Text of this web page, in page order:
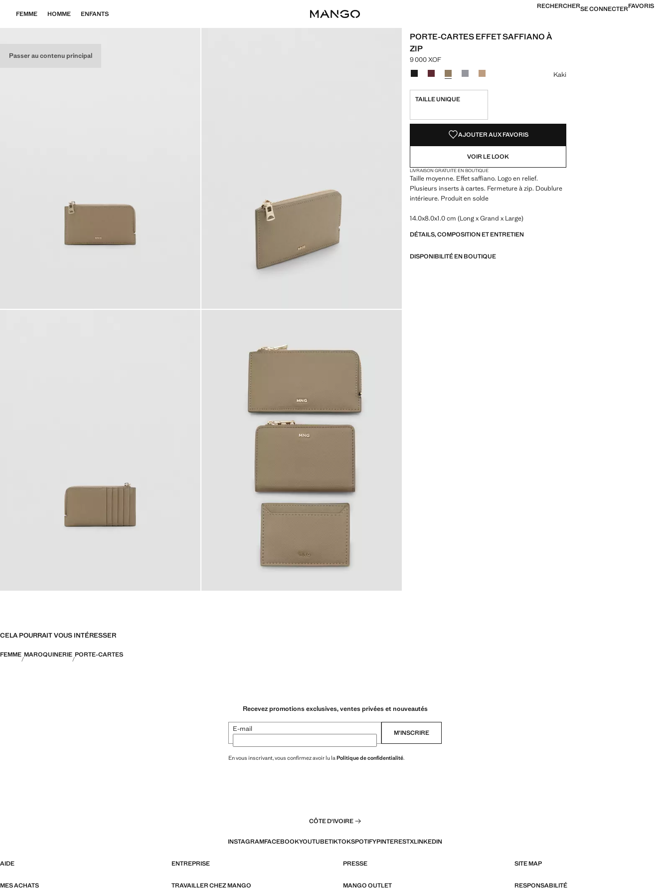
Passer au contenu principal
FEMME HOMME ENFANTS
RECHERCHERSE CONNECTERFAVORIS
PORTE-CARTES EFFET SAFFIANO À
ZIP
Prix actuel [9 000 XOF ]
9 000 XOF
Choisissez une couleur
Couleur Noir
Couleur Bordeaux
Couleur Kaki sélectionnée
Couleur Gris clair/pastel
Couleur Vanille
Kaki
TAILLE UNIQUE
AJOUTER AUX FAVORIS
VOIR LE LOOK
LIVRAISON GRATUITE EN BOUTIQUE
Taille moyenne. Effet saffiano. Logo en relief.
Plusieurs inserts à cartes. Fermeture à zip. Doublure
intérieure. Produit en solde
14.0x8.0x1.0 cm (Long x Grand x Large)
DÉTAILS, COMPOSITION ET ENTRETIEN
DISPONIBILITÉ EN BOUTIQUE
CELA POURRAIT VOUS INTÉRESSER
FEMME MAROQUINERIE PORTE-CARTES
Recevez promotions exclusives, ventes privées et nouveautés
E-mail M’INSCRIRE
En vous inscrivant, vous confirmez avoir lu laPolitique de confidentialité.
CÔTE D'IVOIRE
INSTAGRAMFACEBOOKYOUTUBETIKTOKSPOTIFYPINTERESTXLINKEDIN
AIDE ENTREPRISE PRESSE SITE MAP
MES ACHATS TRAVAILLER CHEZ MANGO MANGO OUTLET RESPONSABILITÉ